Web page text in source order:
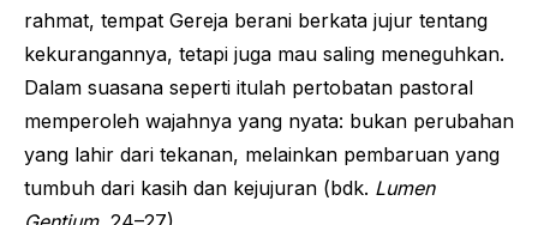
rahmat, tempat Gereja berani berkata jujur tentang
kekurangannya, tetapi juga mau saling meneguhkan.
Dalam suasana seperti itulah pertobatan pastoral
memperoleh wajahnya yang nyata: bukan perubahan
yang lahir dari tekanan, melainkan pembaruan yang
tumbuh dari kasih dan kejujuran (bdk. Lumen